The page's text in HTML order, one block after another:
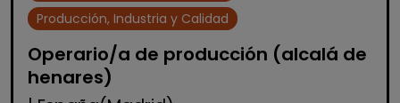
Producción, Industria y Calidad
Operario/a de producción (alcalá de
henares)